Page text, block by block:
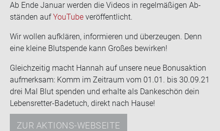
Ab Ende Ja­nu­ar wer­den die Vi­de­os in re­gel­mä­ßi­gen Ab­
stän­den aufYou­Tube ver­öf­fent­licht.
Wir wol­len auf­klä­ren, in­for­mie­ren und über­zeu­gen. Denn
eine klei­ne Blut­spen­de kann Gro­ßes be­wir­ken!
Gleich­zei­tig macht Han­nah auf un­se­re neue Bo­nus­ak­ti­on
auf­merk­sam: Komm im Zeit­raum vom 01.01. bis 30.09.21
drei Mal Blut spen­den und er­hal­te als Dan­ke­schön dein
Lebensretter-​Badetuch, di­rekt nach Hause!
ZUR AKTIONS-WEBSEITE